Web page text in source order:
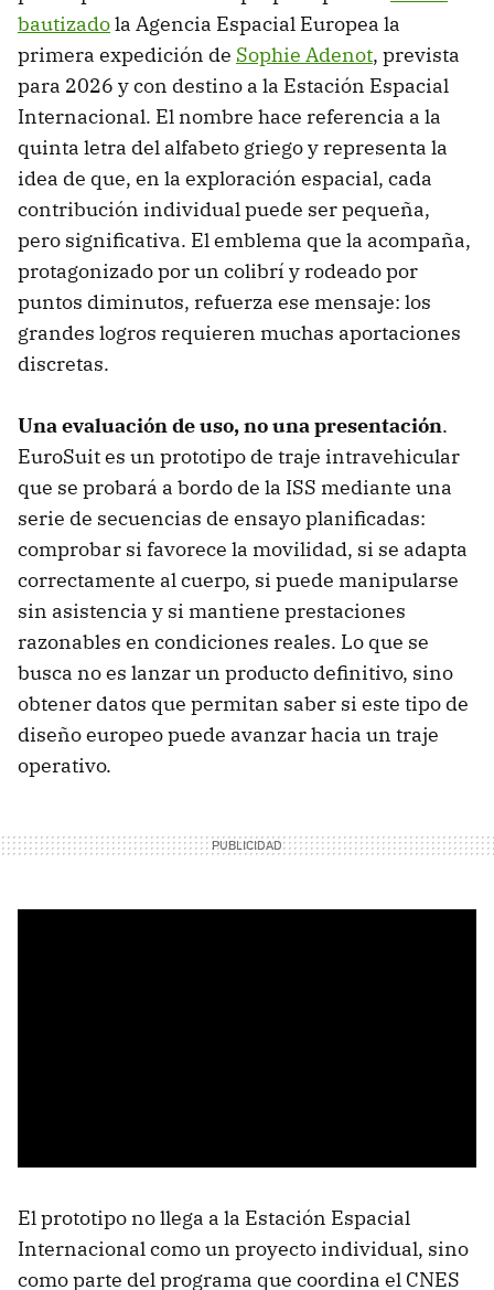
bautizadola Agencia Espacial Europea la
primera expedición de Sophie Adenot, prevista
para 2026 y con destino a la Estación Espacial
Internacional. El nombre hace referencia a la
quinta letra del alfabeto griego y representa la
idea de que, en la exploración espacial, cada
contribución individual puede ser pequeña,
pero significativa. El emblema que la acompaña,
protagonizado por un colibrí y rodeado por
puntos diminutos, refuerza ese mensaje: los
grandes logros requieren muchas aportaciones
discretas.
Una evaluación de uso, no una presentación.
EuroSuit es un prototipo de traje intravehicular
que se probará a bordo de la ISS mediante una
serie de secuencias de ensayo planificadas:
comprobar si favorece la movilidad, si se adapta
correctamente al cuerpo, si puede manipularse
sin asistencia y si mantiene prestaciones
razonables en condiciones reales. Lo que se
busca no es lanzar un producto definitivo, sino
obtener datos que permitan saber si este tipo de
diseño europeo puede avanzar hacia un traje
operativo.
El prototipo no llega a la Estación Espacial
Internacional como un proyecto individual, sino
como parte del programa que coordina el CNES